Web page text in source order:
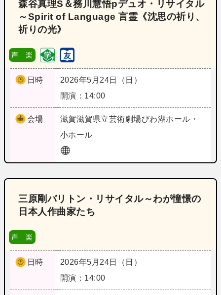
森谷真理S＆務川慧悟pデュオ・リサイタル
～Spirit of Language 言霊《沈思の祈り、
祈りの光》
声 楽
日時
2026年5月24日（日）
開演：14:00
会場 滋賀滋賀県立芸術劇場びわ湖ホール・
小ホール
三原剛バリトン・リサイタル～わが憧憬の
日本人作曲家たち
声 楽
日時
2026年5月24日（日）
開演：14:00